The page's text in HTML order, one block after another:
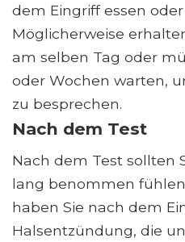
dem Eingriff essen
Möglicherweise
am selben Tag oder
oder Wochen warten,
zu besprechen.
Nach dem Test
Nach dem Test sollten
lang benommen
haben Sie nach dem
Halsentzündung, die